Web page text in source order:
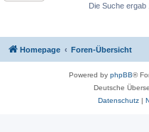
Die Suche ergab
Homepage Foren-Übersicht
Powered by phpBB®
Deutsche
Datenschutz|